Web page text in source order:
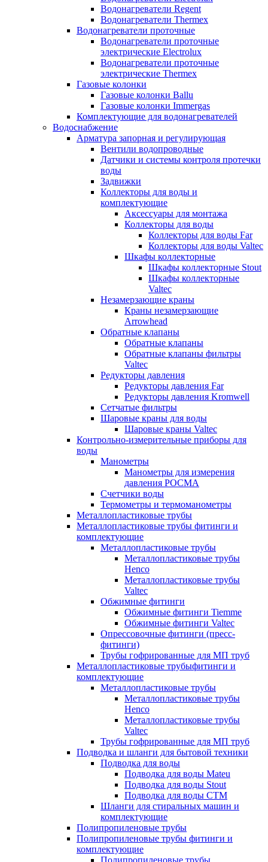
Водонагреватели Regent
Водонагреватели Thermex
Водонагреватели проточные
Водонагреватели проточные
электрические Electrolux
Водонагреватели проточные
электрические Thermex
Газовые колонки
Газовые колонки Ballu
Газовые колонки Immergas
Комплектующие для водонагревателей
Водоснабжение
Арматура запорная и регулирующая
Вентили водопроводные
Датчики и системы контроля протечки
воды
Задвижки
Коллекторы для воды и
комплектующие
Аксессуары для монтажа
Коллекторы для воды
Коллекторы для воды Far
Коллекторы для воды Valtec
Шкафы коллекторные
Шкафы коллекторные Stout
Шкафы коллекторные
Valtec
Незамерзающие краны
Краны незамерзающие
Arrowhead
Обратные клапаны
Обратные клапаны
Обратные клапаны фильтры
Valtec
Редукторы давления
Редукторы давления Far
Редукторы давления Kromwell
Сетчатые фильтры
Шаровые краны для воды
Шаровые краны Valtec
Контрольно-измерительные приборы для
воды
Манометры
Манометры для измерения
давления РОСМА
Счетчики воды
Термометры и термоманометры
Металлопластиковые трубы
Металлопластиковые трубы фитинги и
комплектующие
Металлопластиковые трубы
Металлопластиковые трубы
Henco
Металлопластиковые трубы
Valtec
Обжимные фитинги
Обжимные фитинги Tiemme
Обжимные фитинги Valtec
Опрессовочные фитинги (пресс-
фитинги)
Трубы гофрированные для МП труб
Металлопластиковые трубыфитинги и
комплектующие
Металлопластиковые трубы
Металлопластиковые трубы
Henco
Металлопластиковые трубы
Valtec
Трубы гофрированные для МП труб
Подводка и шланги для бытовой техники
Подводка для воды
Подводка для воды Mateu
Подводка для воды Stout
Подводка для воды СТМ
Шланги для стиральных машин и
комплектующие
Полипропиленовые трубы
Полипропиленовые трубы фитинги и
комплектующие